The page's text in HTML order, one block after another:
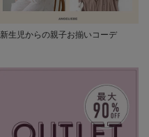
新生児からの親子お揃いコーデ